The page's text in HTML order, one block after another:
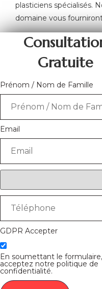
plasticiens spécialisés.
domaine vous
Gratuite
Prénom / Nom de Famille
Email
GDPR Accepter
En soumettant le
acceptez notre politique de
confidentialité.